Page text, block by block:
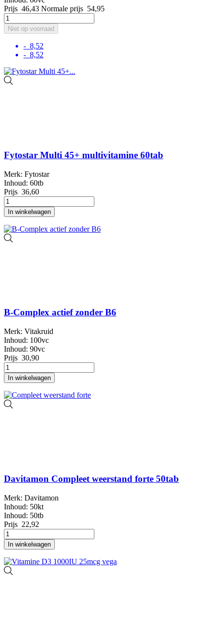
Prijs 46,43 Normale prijs 54,95
Niet op voorraad
- 8,52
- 8,52
Fytostar Multi 45+ multivitamine 60tab
Merk: Fytostar
Inhoud: 60tb
Prijs 36,60
In winkelwagen
B-Complex actief zonder B6
Merk: Vitakruid
Inhoud: 100vc
Inhoud: 90vc
Prijs 30,90
In winkelwagen
Davitamon Compleet weerstand forte 50tab
Merk: Davitamon
Inhoud: 50kt
Inhoud: 50tb
Prijs 22,92
In winkelwagen